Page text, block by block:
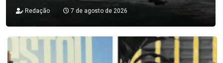
Redação 7 de agosto de 2026